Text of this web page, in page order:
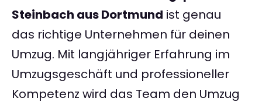
Steinbach aus Dortmund ist genau
das richtige Unternehmen für deinen
Umzug. Mit langjähriger Erfahrung im
Umzugsgeschäft und professioneller
Kompetenz wird das Team den Umzug